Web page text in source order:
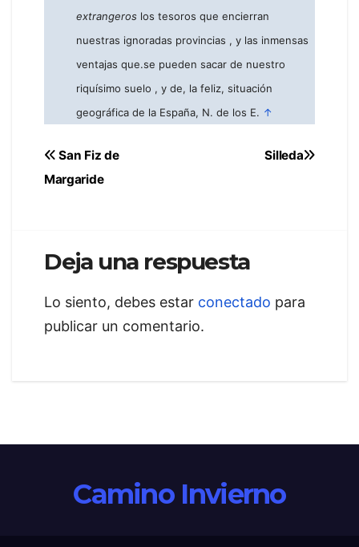
extrangeros los tesoros que encierran
nuestras ignoradas provincias , y las inmensas
ventajas que.se pueden sacar de nuestro
riquísimo suelo , y de, la feliz, situación
geográfica de la España, N. de los E. ↑
Navegación
de
Silleda
San Fiz de
Margaride
Deja una respuesta
Lo siento, debes estar conectado para
publicar un comentario.
Camino Invierno